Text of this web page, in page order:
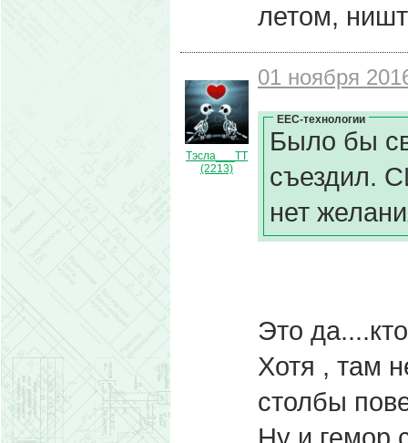
летом,
Тэсла___ТТ
(2213)
01 ноября
ЕЕС-технологии
Было бы
съездил.
нет
Это
Хотя , там
столбы